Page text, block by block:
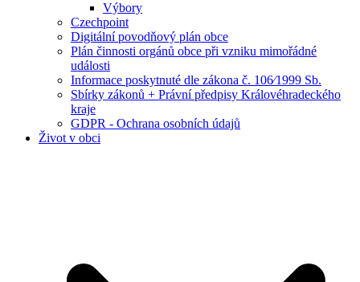
Výbory
Czechpoint
Digitální povodňový plán obce
Plán činnosti orgánů obce při vzniku mimořádné
události
Informace poskytnuté dle zákona č. 106⁄1999 Sb.
Sbírky zákonů + Právní předpisy Královéhradeckého
kraje
GDPR - Ochrana osobních údajů
Život v obci